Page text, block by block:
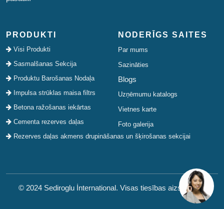
PRODUKTI
Visi Produkti
Sasmalšanas Sekcija
Produktu Barošanas Nodaļa
Impulsa strūklas maisa filtrs
Betona ražošanas iekārtas
Cementa rezerves daļas
Rezerves daļas akmens drupināšanas un šķirošanas sekcijai
NODERĪGS SAITES
Par mums
Sazināties
Blogs
Uzņēmumu katalogs
Vietnes karte
Foto galerija
© 2024 Sediroglu İnternational. Visas tiesības aizsargātas